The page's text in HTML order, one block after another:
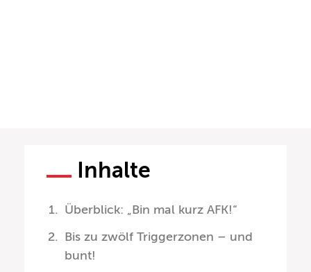
Inhalte
Überblick: „Bin mal kurz AFK!“
Bis zu zwölf Triggerzonen – und
bunt!